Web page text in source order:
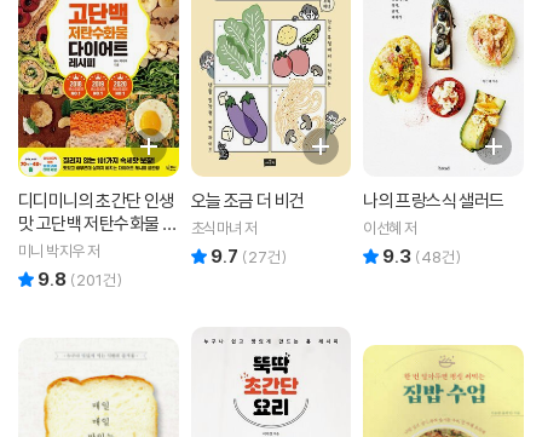
디디미니의 초간단 인생
맛 고단백 저탄수화물 다
이어트 레시피
미니 박지우 저
9.8 (201건)
오늘 조금 더 비건
초식마녀 저
9.7 (27건)
나의 프랑스식 샐러드
이선혜 저
9.3 (48건)